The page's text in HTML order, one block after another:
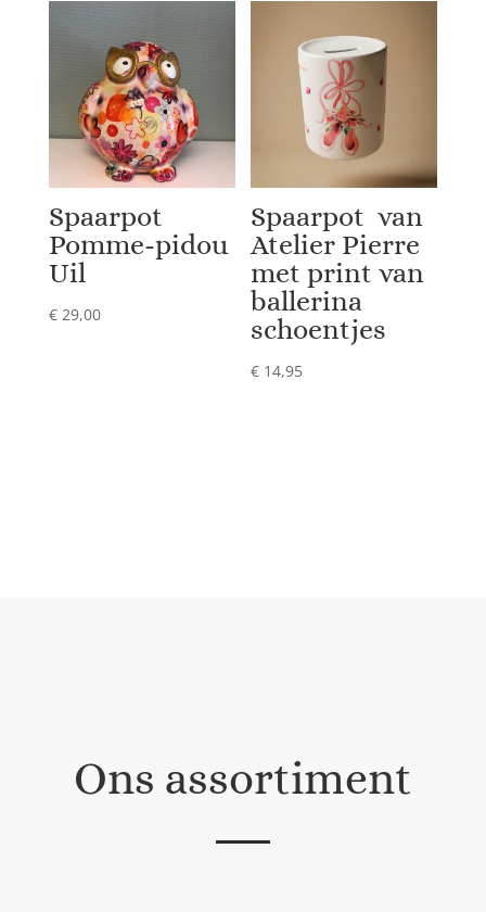
Spaarpot
Pomme-pidou
Uil
€29,00
Spaarpot van
Atelier Pierre
met print van
ballerina
schoentjes
€ 14,95
Ons assortiment